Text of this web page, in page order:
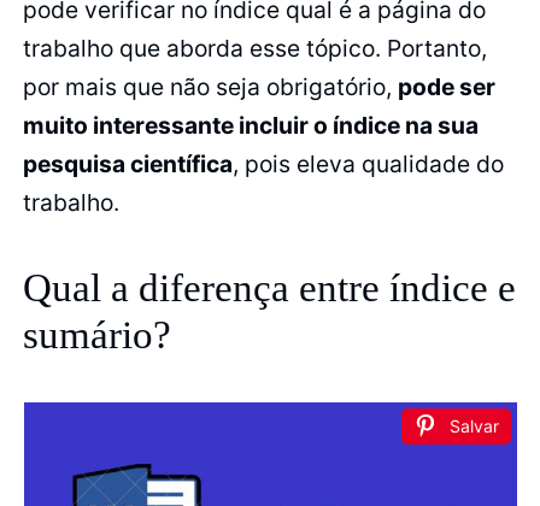
pode verificar no índice qual é a página do
trabalho que aborda esse tópico. Portanto,
por mais que não seja obrigatório, pode ser
muito interessante incluir o índice na sua
pesquisa científica, pois eleva qualidade do
trabalho.
Qual a diferença entre índice e
sumário?
Salvar